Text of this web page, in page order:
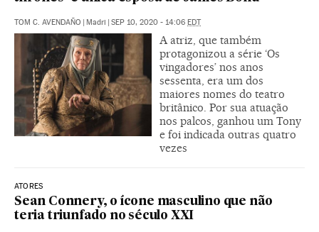
TOM C. AVENDAÑO | Madri | SEP 10, 2020 - 14:06 EDT
A atriz, que também
protagonizou a série ‘Os
vingadores’ nos anos
sessenta, era um dos
maiores nomes do teatro
britânico. Por sua atuação
nos palcos, ganhou um Tony
e foi indicada outras quatro
vezes
ATORES
Sean Connery, o ícone masculino que não
teria triunfado no século XXI